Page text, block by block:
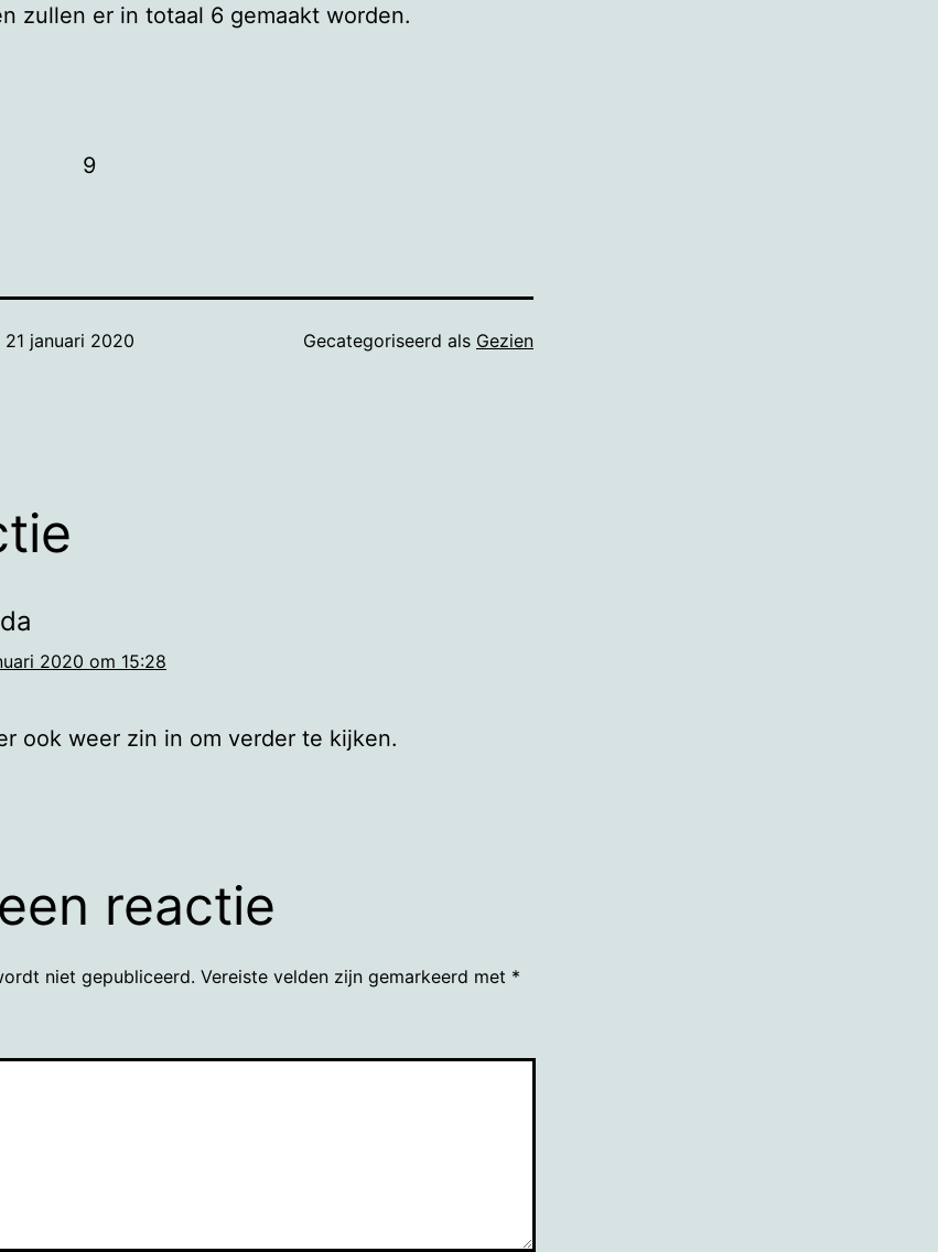
zullen er in totaal 6 gemaakt worden.
9
21 januari 2020
Gecategoriseerd als Gezien
2020 om 15:28
ook weer zin in om verder te kijken.
reactie
niet gepubliceerd. Vereiste velden zijn gemarkeerd met *